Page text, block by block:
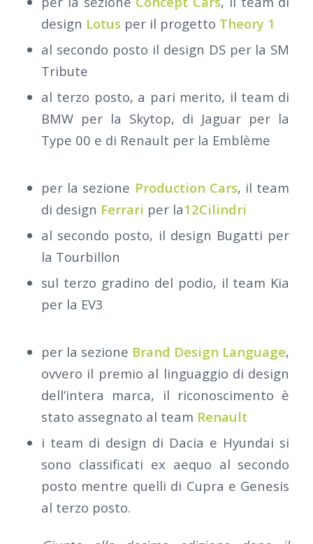
design Lotus per il progetto Theory 1
al secondo posto il design DS per la SM
Tribute
al terzo posto, a pari merito, il team di
BMW per la Skytop, di Jaguar per la
Type 00 e di Renault per la Emblème
per la sezione Production Cars, il team
di design Ferrari per la12Cilindri
al secondo posto, il design Bugatti per
la Tourbillon
sul terzo gradino del podio, il team Kia
per la EV3
per la sezione Brand Design Language,
ovvero il premio al linguaggio di design
dell’intera marca, il riconoscimento è
stato assegnato al team Renault
i team di design di Dacia e Hyundai si
sono classificati ex aequo al secondo
posto mentre quelli di Cupra e Genesis
al terzo posto.